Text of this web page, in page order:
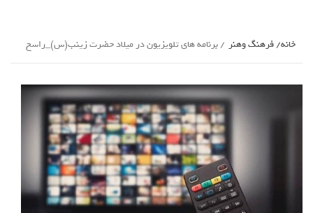
خانه فرهنگ وهنر برنامه های تلویزیون در میلاد حضرت زینب(س)_راسخ